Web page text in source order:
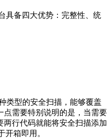
具备四大优势：完整性、统
类型的安全扫描，能够覆盖
点需要特别说明的是，当需要
行代码就能将安全扫描添加
开箱即用。